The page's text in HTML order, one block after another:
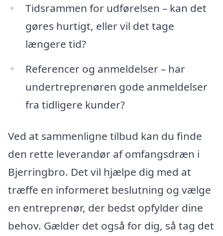
Tidsrammen for udførelsen – kan det
gøres hurtigt, eller vil det tage
længere tid?
Referencer og anmeldelser – har
undertreprenøren gode anmeldelser
fra tidligere kunder?
Ved at sammenligne tilbud kan du finde
den rette leverandør af omfangsdræn i
Bjerringbro. Det vil hjælpe dig med at
træffe en informeret beslutning og vælge
en entreprenør, der bedst opfylder dine
behov. Gælder det også for dig, så tag det